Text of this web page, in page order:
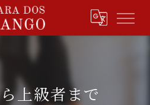
上級者まで